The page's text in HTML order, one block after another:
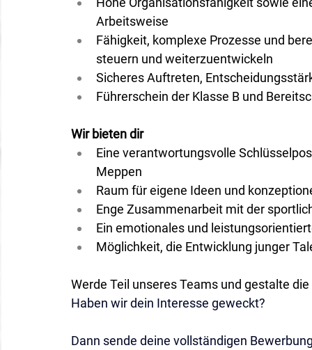
Arbeitsweise
Fähigkeit, komplexe Prozesse und
steuern und weiterzuentwickeln
Sicheres Auftreten,
Führerschein der Klasse B und
Wir bieten dir
Eine verantwortungsvolle
Meppen
Raum für eigene Ideen und
Enge Zusammenarbeit mit der
Ein emotionales und
Möglichkeit, die Entwicklung junger
Werde Teil unseres Teams und gestalte
Haben wir dein Interesse geweckt?
Dann sende deine vollständigen